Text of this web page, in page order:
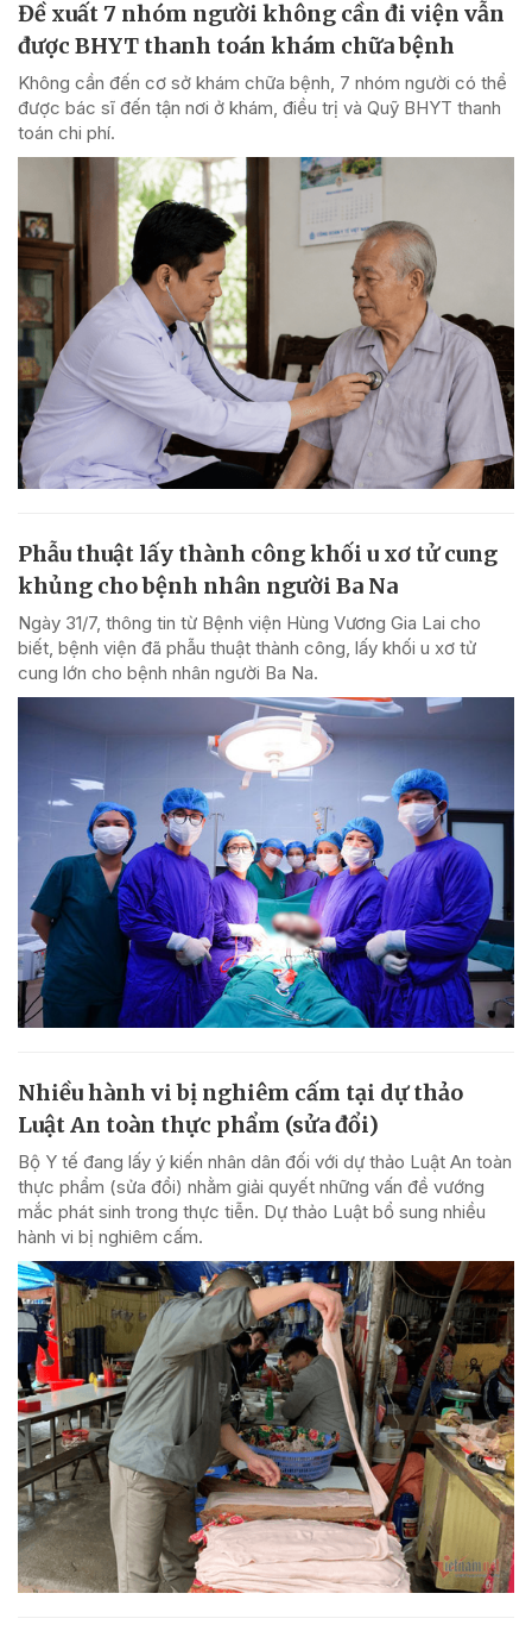
Đề xuất 7 nhóm người không cần đi viện vẫn
được BHYT thanh toán khám chữa bệnh
Không cần đến cơ sở khám chữa bệnh, 7 nhóm người có thể
được bác sĩ đến tận nơi ở khám, điều trị và Quỹ BHYT thanh
toán chi phí.
Phẫu thuật lấy thành công khối u xơ tử cung
khủng cho bệnh nhân người Ba Na
Ngày 31/7, thông tin từ Bệnh viện Hùng Vương Gia Lai cho
biết, bệnh viện đã phẫu thuật thành công, lấy khối u xơ tử
cung lớn cho bệnh nhân người Ba Na.
Nhiều hành vi bị nghiêm cấm tại dự thảo
Luật An toàn thực phẩm (sửa đổi)
Bộ Y tế đang lấy ý kiến nhân dân đối với dự thảo Luật An toàn
thực phẩm (sửa đổi) nhằm giải quyết những vấn đề vướng
mắc phát sinh trong thực tiễn. Dự thảo Luật bổ sung nhiều
hành vi bị nghiêm cấm.